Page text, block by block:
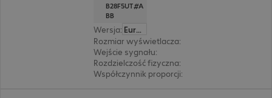
B28F5UT#A
BB
Wersja:
Europa
Rozmiar wyświetlacza:
Wejście sygnału:
Rozdzielczość fizyczna:
Współczynnik proporcji: